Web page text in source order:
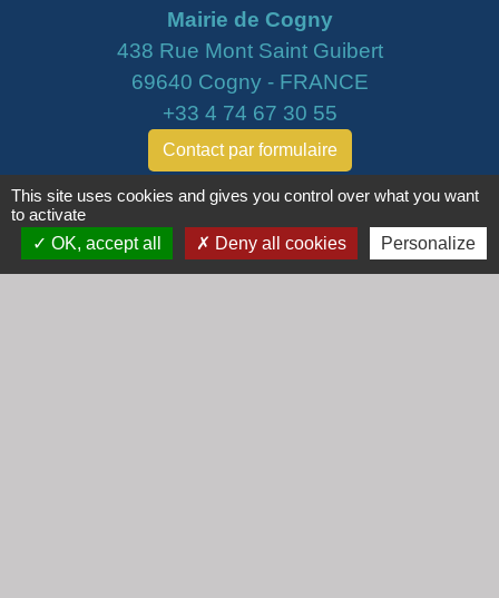
Mairie de Cogny
438 Rue Mont Saint Guibert
69640 Cogny - FRANCE
+33 4 74 67 30 55
Contact par formulaire
Lundi : 16h30 - 18h30
Mardi : 8h30 - 12h00
This site uses cookies and gives you control over what you want
to activate
OK, accept all
Deny all cookies Personalize